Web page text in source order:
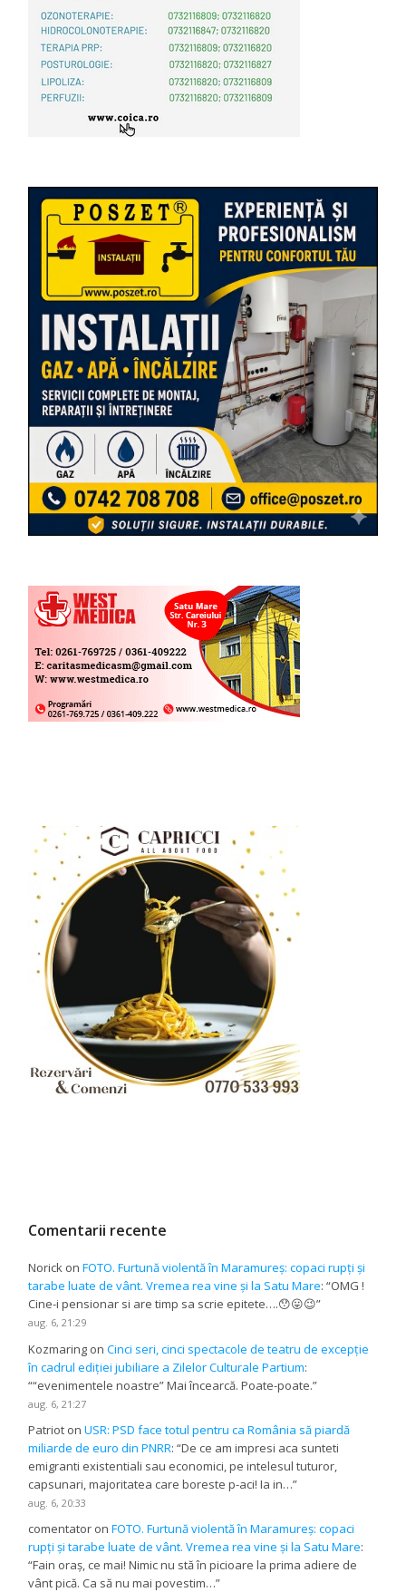
Comentarii recente
Norick onFOTO. Furtună violentă în Maramureș: copaci rupți și
tarabe luate de vânt. Vremea rea vine și la Satu Mare: “OMG !
Cine-i pensionar si are timp sa scrie epitete….😯😛😉”
aug. 6, 21:29
Kozmaring onCinci seri, cinci spectacole de teatru de excepție
în cadrul ediției jubiliare a Zilelor Culturale Partium:
““evenimentele noastre” Mai încearcă. Poate-poate.”
aug. 6, 21:27
Patriot onUSR: PSD face totul pentru ca România să piardă
miliarde de euro din PNRR: “De ce am impresi aca sunteti
emigranti existentiali sau economici, pe intelesul tuturor,
capsunari, majoritatea care boreste p-aci! Ia in…”
aug. 6, 20:33
comentator onFOTO. Furtună violentă în Maramureș: copaci
rupți și tarabe luate de vânt. Vremea rea vine și la Satu Mare:
“Fain oraș, ce mai! Nimic nu stă în picioare la prima adiere de
vânt pică. Ca să nu mai povestim…”